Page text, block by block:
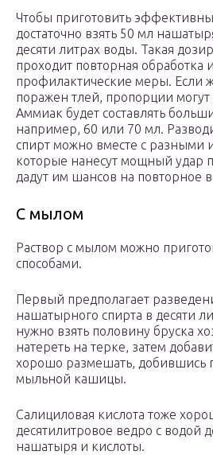
Чтобы приготовить
достаточно взять 50 мл
десяти литрах воды. Такая
проходит повторная обработка
профилактические меры. Если
поражен тлей, пропорции
Аммиак будет составлять
например, 60 или 70 мл.
спирт можно вместе с разными
которые нанесут мощный удар
дадут им шансов на повторное
С мылом
Раствор с мылом можно
способами.
Первый предполагает
нашатырного спирта в десяти
нужно взять половину бруска
натереть на терке, затем
хорошо размешать, добившись
мыльной кашицы.
Салициловая кислота тоже
десятилитровое ведро с водой
нашатыря и кислоты.